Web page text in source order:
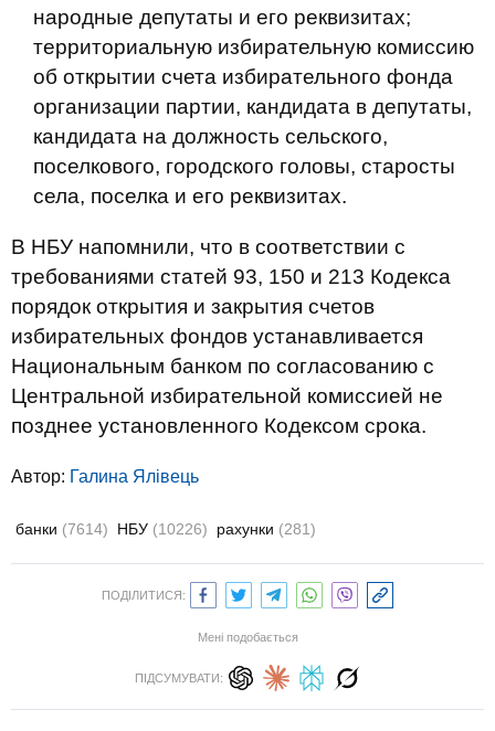
народные депутаты и его реквизитах;
территориальную избирательную комиссию
об открытии счета избирательного фонда
организации партии, кандидата в депутаты,
кандидата на должность сельского,
поселкового, городского головы, старосты
села, поселка и его реквизитах.
В НБУ напомнили, что в соответствии с
требованиями статей 93, 150 и 213 Кодекса
порядок открытия и закрытия счетов
избирательных фондов устанавливается
Национальным банком по согласованию с
Центральной избирательной комиссией не
позднее установленного Кодексом срока.
Автор: Галина Ялівець
банки (7614) НБУ (10226) рахунки (281)
ПОДІЛИТИСЯ:
Мені подобається
ПІДСУМУВАТИ: